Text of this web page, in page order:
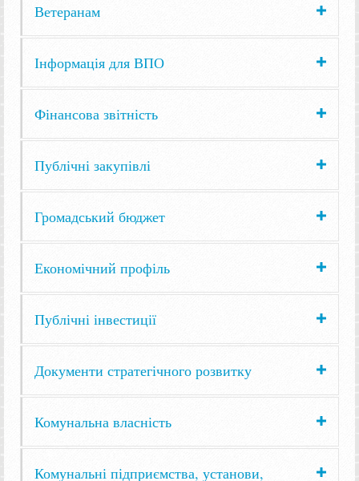
Ветеранам
Інформація для ВПО
Фінансова звітність
Публічні закупівлі
Громадський бюджет
Економічний профіль
Публічні інвестиції
Документи стратегічного розвитку
Комунальна власність
Комунальні підприємства, установи,